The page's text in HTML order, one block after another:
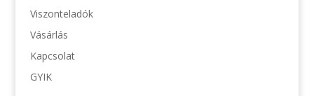
Viszonteladók
Vásárlás
Kapcsolat
GYIK